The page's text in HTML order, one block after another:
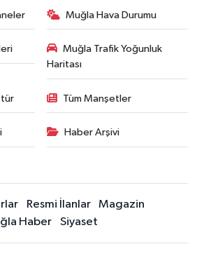
Muğla Hava Durumu
Muğla Trafik Yoğunluk
Haritası
Tüm Manşetler
Haber Arşivi
Resmi İlanlar
Magazin
Haber
Siyaset